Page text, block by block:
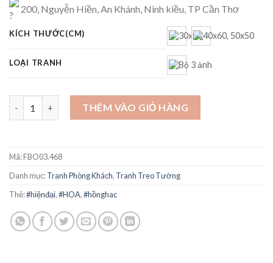
200, Nguyễn Hiền, An Khánh, Ninh kiều, TP Cần Thơ
KÍCH THƯỚC(CM)
LOẠI TRANH
Tranh Hồng Hạc - FBO03.468 số lượng
THÊM VÀO GIỎ HÀNG
Mã:FBO03.468
Danh mục:Tranh Phòng Khách, Tranh Treo Tường
Thẻ:#hiệnđại,#HOA,#hồnghac